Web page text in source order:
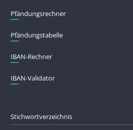
Pfändungs­rechner
Pfändungs­tabelle
IBAN-Rechner
IBAN-Validator
Stichwortverzeichnis